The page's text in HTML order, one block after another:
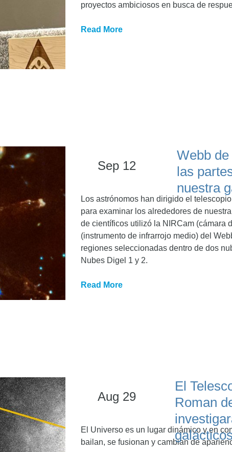
proyectos ambiciosos en busca de
Read More
Sep 12
Webb
las
nuestra
Los astrónomos han dirigido el
para examinar los alrededores de
de científicos utilizó la NIRCam (cámara
(instrumento de infrarrojo medio) del
regiones seleccionadas dentro de dos
Nubes Digel 1 y 2.
Read More
Aug 29
El
Roman
El Universo es un lugar dinámico y en
bailan, se fusionan y cambian de